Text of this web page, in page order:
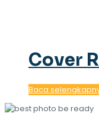
Cover
Baca